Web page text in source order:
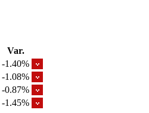
Var.
-1.40%
-1.08%
-0.87%
-1.45%